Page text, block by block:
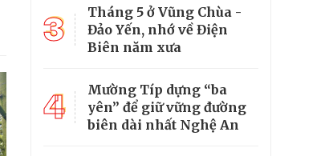
3
Tháng 5 ở Vũng Chùa -
Đảo Yến, nhớ về Điện
Biên năm xưa
4
Mường Típ dựng “ba
yên” để giữ vững đường
biên dài nhất Nghệ An